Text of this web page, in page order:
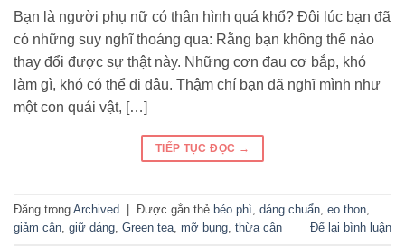
Bạn là người phụ nữ có thân hình quá khổ? Đôi lúc bạn đã
có những suy nghĩ thoáng qua: Rằng bạn không thể nào
thay đổi được sự thật này. Những cơn đau cơ bắp, khó
làm gì, khó có thể đi đâu. Thậm chí bạn đã nghĩ mình như
một con quái vật, […]
TIẾP TỤC ĐỌC →
Đăng trong Archived Được gắn thẻ béo phì, dáng chuẩn, eo thon,
giảm cân, giữ dáng, Green tea, mỡ bụng, thừa cân Để lại bình luận